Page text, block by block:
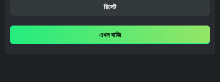
রিসেট
এখন বাজি